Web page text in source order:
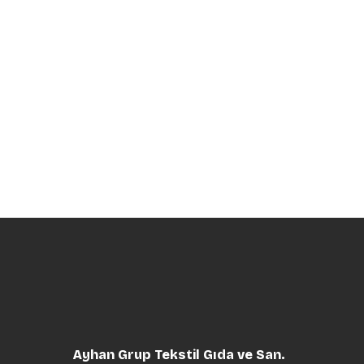
Ayhan Grup Tekstil Gıda ve San.